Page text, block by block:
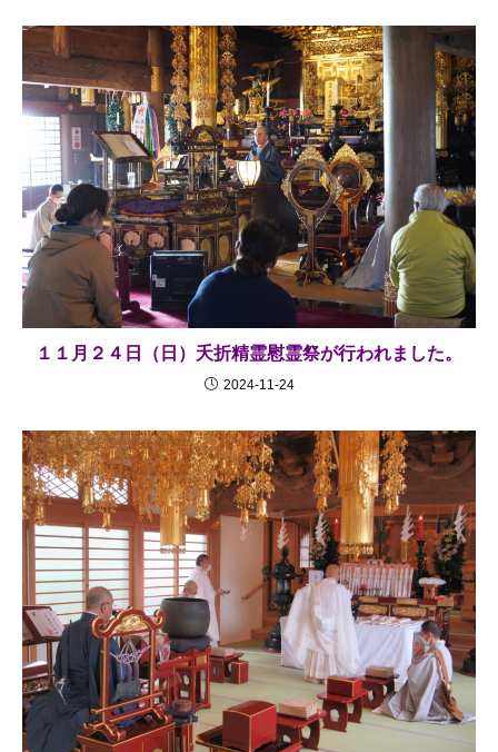
１１月２４日（日）夭折精霊慰霊祭が行われました。
2024-11-24